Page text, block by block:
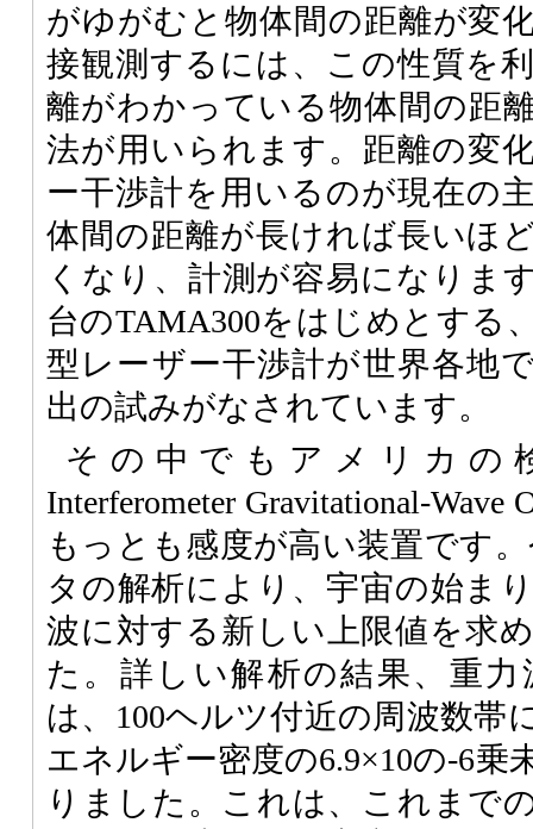
がゆがむと物体間の距離が変
接観測するには、この性質を
離がわかっている物体間の距
法が用いられます。距離の変
ー干渉計を用いるのが現在の
体間の距離が長ければ長いほ
くなり、計測が容易になりま
台のTAMA300をはじめとする
型レーザー干渉計が世界各地
出の試みがなされています。
その中でもアメリカの
Interferometer Gravitational-Wave
もっとも感度が高い装置です
タの解析により、宇宙の始ま
波に対する新しい上限値を求
た。詳しい解析の結果、重
は、100ヘルツ付近の周波数帯
エネルギー密度の6.9×10の-6乗
りました。これは、これまで